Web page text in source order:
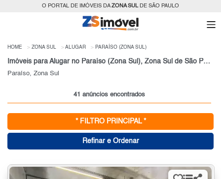
O PORTAL DE IMÓVEIS DAZONA SULDE SÃO PAULO
HOME ZONA SUL ALUGAR PARAÍSO (ZONA SUL)
Imóveis para Alugar no Paraíso (Zona Sul), Zona Sul de São Paulo, SP
Paraíso, Zona Sul
41 anúncios encontrados
* FILTRO PRINCIPAL *
Refinar e Ordenar